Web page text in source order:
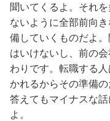
聞いてくるよ。それ
ないように全部前向
備していくものだよ
はいけないし、前の
わりです。転職する
かれるからその準備
答えてもマイナスな
よ。